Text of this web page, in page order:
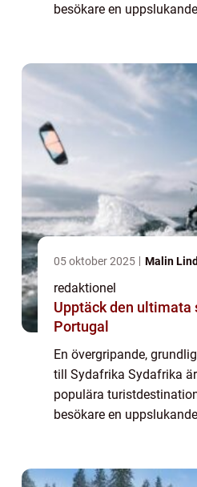
besökare en
naturlan...
05 oktober 2025 Malin
redaktionel
Upptäck den ultimata
Portugal
En övergripande,
till Sydafrika Sydafrika
populära
besökare en
naturlan...